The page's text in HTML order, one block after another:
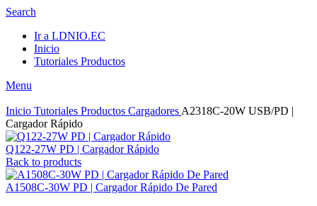
Search
Ir a LDNIO.EC
Inicio
Tutoriales Productos
Menu
Inicio Tutoriales Productos Cargadores A2318C-20W USB/PD |
Cargador Rápido
Q122-27W PD | Cargador Rápido
Back to products
A1508C-30W PD | Cargador Rápido De Pared